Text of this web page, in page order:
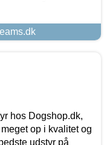
hos Dogshop.dk,
op i kvalitet og
udstyr på